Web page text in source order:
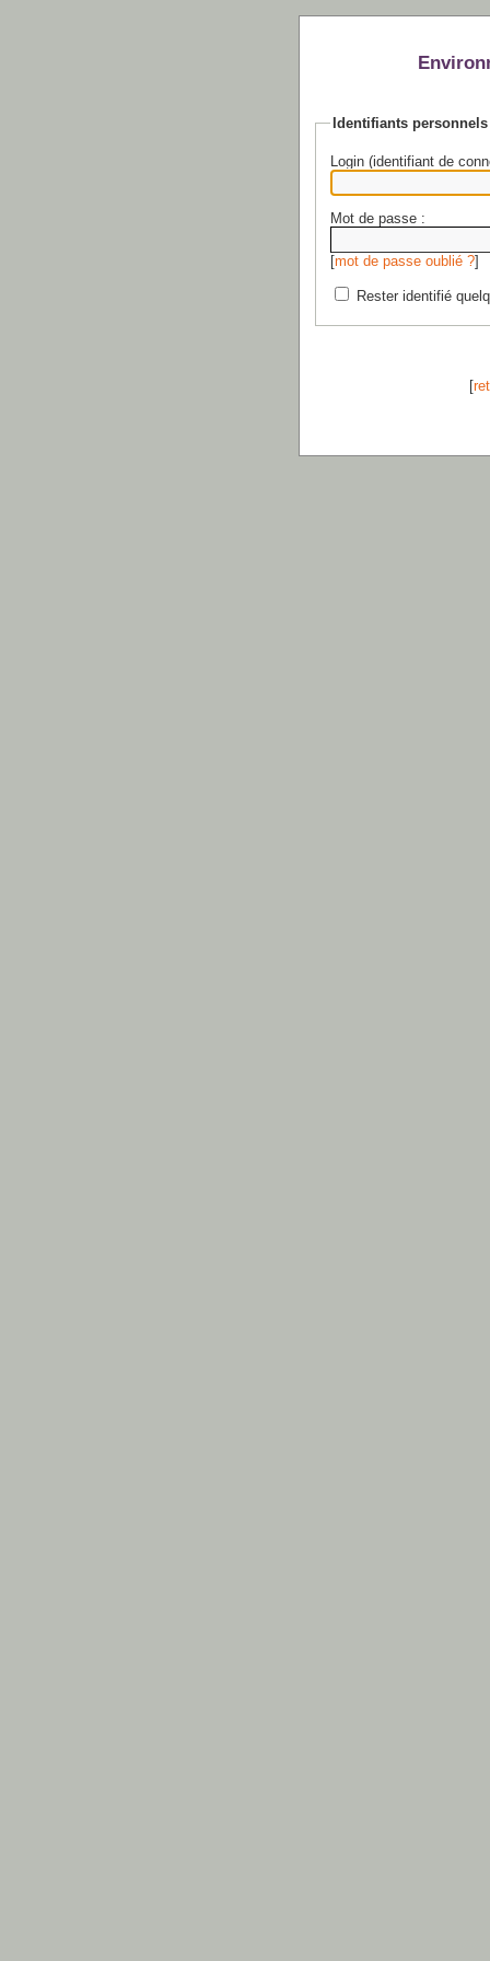
Identifiants personnels
Login (identifiant de
Mot de passe :
[mot de passe oublié ?]
Rester identifié
[